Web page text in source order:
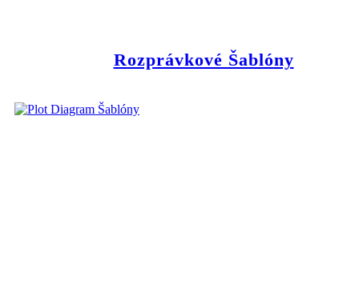
Rozprávkové Šablóny